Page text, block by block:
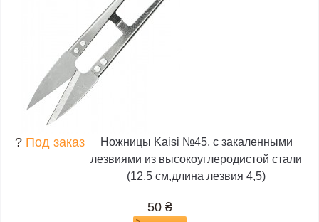
? Под заказ
Ножницы Kaisi №45, с закаленными
лезвиями из высокоуглеродистой стали
(12,5 см,длина лезвия 4,5)
50 ₴